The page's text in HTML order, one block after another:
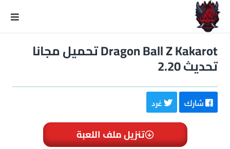
Dragon Ball Z Kakarot تحميل مجانا
تحديث 2.20
شارك غرد
تنزيل ملف اللعبة